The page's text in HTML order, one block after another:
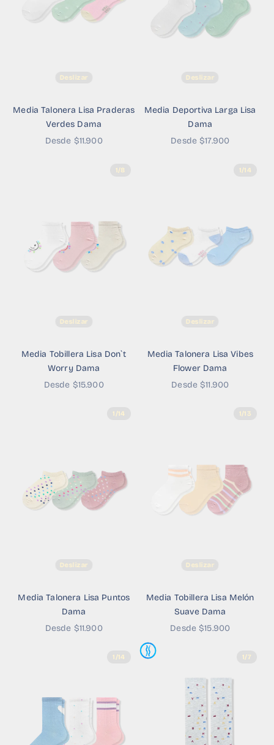
Deslizar
Media Talonera Lisa Praderas
Verdes Dama
Precio de oferta
Desde $11.900
Deslizar
Media Deportiva Larga Lisa
Dama
Precio de oferta
Desde $17.900
1/8
Deslizar
Media Tobillera Lisa Don`t
Worry Dama
Precio de oferta
Desde $15.900
1/14
Deslizar
Media Talonera Lisa Vibes
Flower Dama
Precio de oferta
Desde $11.900
1/14
Deslizar
Media Talonera Lisa Puntos
Dama
Precio de oferta
Desde $11.900
1/13
Deslizar
Media Tobillera Lisa Melón
Suave Dama
Precio de oferta
Desde $15.900
1/14 1/7